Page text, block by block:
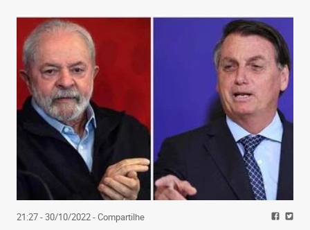
21:27 - 30/10/2022- Compartilhe